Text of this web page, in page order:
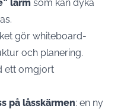
larm som kan dyka
gör whiteboard-
och planering.
ett omgjort
på låsskärmen: en ny